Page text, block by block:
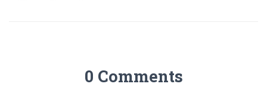
0 Comments